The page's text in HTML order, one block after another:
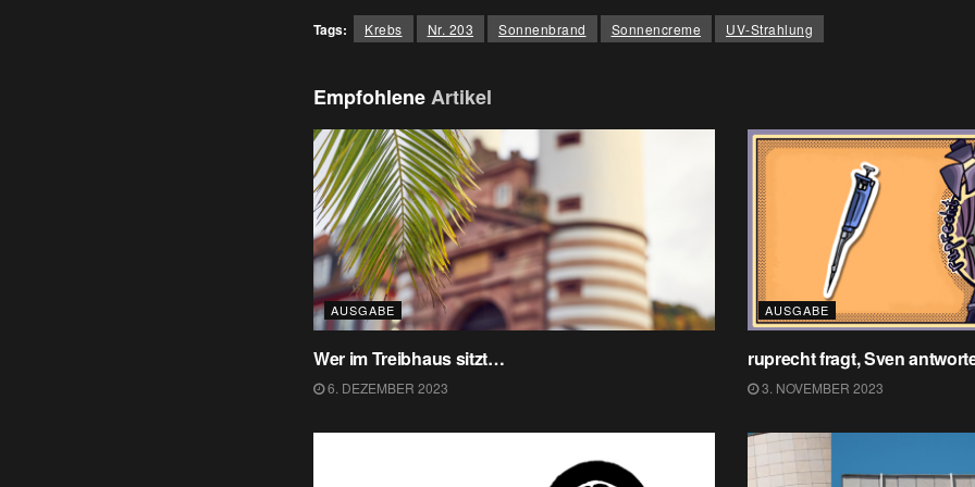
Tags: Krebs Nr. 203 Sonnenbrand Sonnencreme UV-Strahlung
EmpfohleneArtikel
AUSGABE
Wer im Treibhaus sitzt…
6. DEZEMBER 2023
AUSGABE
ruprecht fragt, Sven
3. NOVEMBER 2023